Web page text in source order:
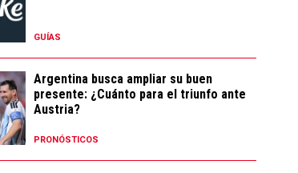
GUÍAS
Argentina busca ampliar su buen
presente: ¿Cuánto para el triunfo ante
Austria?
PRONÓSTICOS